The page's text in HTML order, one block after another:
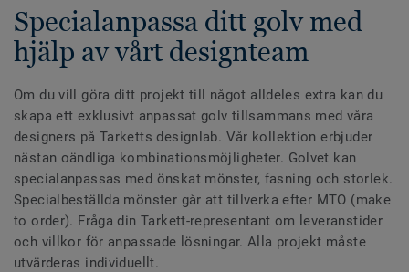
Specialanpassa ditt golv med
hjälp av vårt designteam
Om du vill göra ditt projekt till något alldeles extra kan du
skapa ett exklusivt anpassat golv tillsammans med våra
designers på Tarketts designlab. Vår kollektion erbjuder
nästan oändliga kombinationsmöjligheter. Golvet kan
specialanpassas med önskat mönster, fasning och storlek.
Specialbeställda mönster går att tillverka efter MTO (make
to order). Fråga din Tarkett-representant om leveranstider
och villkor för anpassade lösningar. Alla projekt måste
utvärderas individuellt.